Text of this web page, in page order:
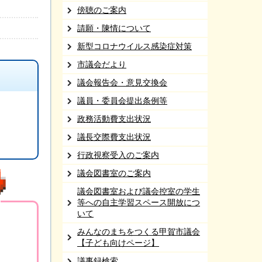
傍聴のご案内
請願・陳情について
新型コロナウイルス感染症対策
市議会だより
議会報告会・意見交換会
議員・委員会提出条例等
政務活動費支出状況
議長交際費支出状況
行政視察受入のご案内
議会図書室のご案内
議会図書室および議会控室の学生
等への自主学習スペース開放につ
いて
みんなのまちをつくる甲賀市議会
【子ども向けページ】